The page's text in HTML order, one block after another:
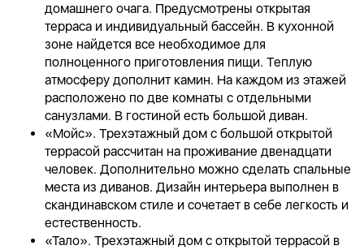
домашнего очага. Предусмотрены открытая
терраса и индивидуальный бассейн. В кухонной
зоне найдется все необходимое для
полноценного приготовления пищи. Теплую
атмосферу дополнит камин. На каждом из этажей
расположено по две комнаты с отдельными
санузлами. В гостиной есть большой диван.
«Мойс». Трехэтажный дом с большой открытой
террасой рассчитан на проживание двенадцати
человек. Дополнительно можно сделать спальные
места из диванов. Дизайн интерьера выполнен в
скандинавском стиле и сочетает в себе легкость и
естественность.
«Тало». Трехэтажный дом с открытой террасой в